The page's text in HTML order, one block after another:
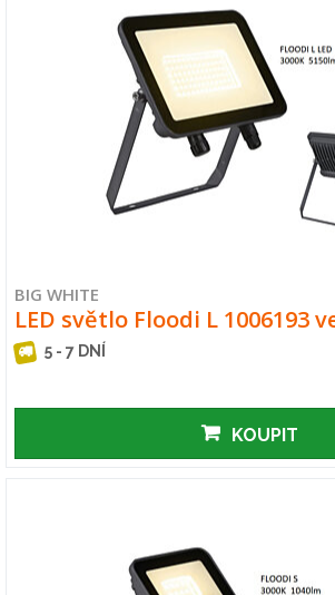
BIG WHITE
LED světlo Floodi L 1006193
5 - 7 DNÍ
KOUPIT